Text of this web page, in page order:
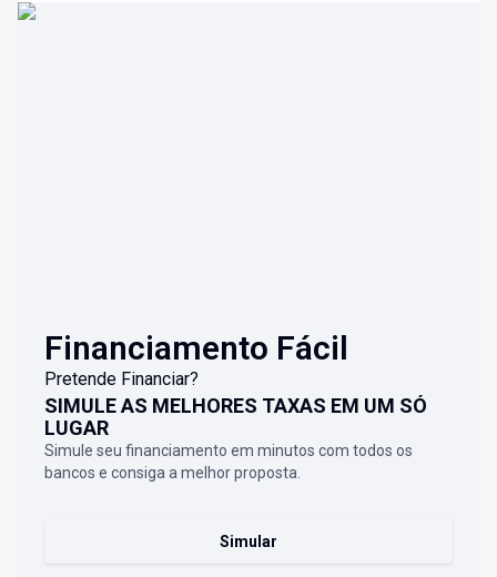
Financiamento Fácil
Pretende Financiar?
SIMULE AS MELHORES TAXAS EM UM SÓ
LUGAR
Simule seu financiamento em minutos com todos os
bancos e consiga a melhor proposta.
Simular